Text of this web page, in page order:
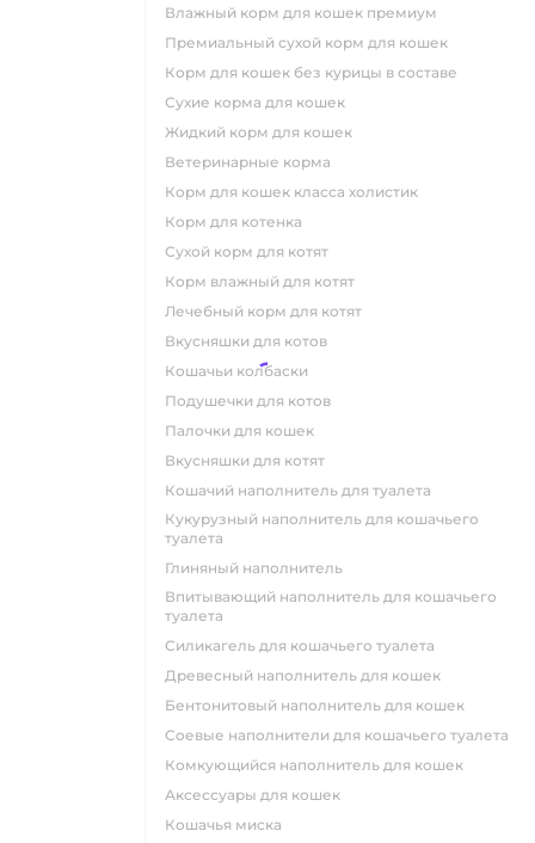
влажный корм для кошек премиум
премиальный сухой корм для кошек
корм для кошек без курицы в составе
сухие корма для кошек
жидкий корм для кошек
ветеринарные корма
корм для кошек класса холистик
корм для котенка
сухой корм для котят
корм влажный для котят
лечебный корм для котят
вкусняшки для котов
кошачьи колбаски
подушечки для котов
палочки для кошек
вкусняшки для котят
кошачий наполнитель для туалета
кукурузный наполнитель для кошачьего
туалета
глиняный наполнитель
впитывающий наполнитель для кошачьего
туалета
силикагель для кошачьего туалета
древесный наполнитель для кошек
бентонитовый наполнитель для кошек
соевые наполнители для кошачьего туалета
комкующийся наполнитель для кошек
аксессуары для кошек
кошачья миска